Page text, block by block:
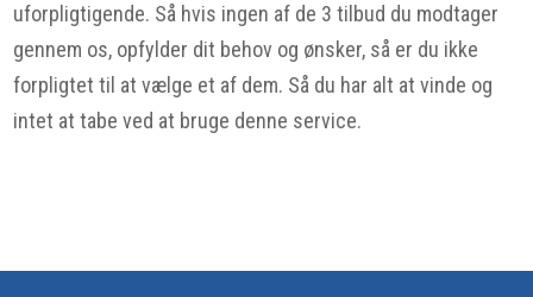
uforpligtigende. Så hvis ingen af de 3 tilbud du modtager
gennem os, opfylder dit behov og ønsker, så er du ikke
forpligtet til at vælge et af dem. Så du har alt at vinde og
intet at tabe ved at bruge denne service.